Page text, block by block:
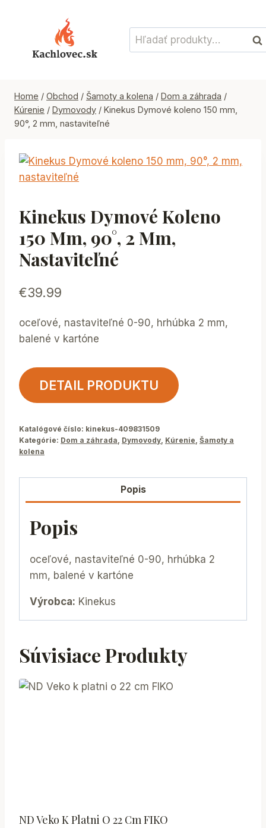
Hľadať:
Home / Obchod / Šamoty a kolena / Dom a záhrada /
Kúrenie / Dymovody / Kinekus Dymové koleno 150 mm,
90°, 2 mm, nastaviteľné
Kinekus Dymové Koleno
150 Mm, 90°, 2 Mm,
Nastaviteľné
€39.99
oceľové, nastaviteľné 0-90, hrhúbka 2 mm,
balené v kartóne
DETAIL PRODUKTU
Katalógové číslo: kinekus-409831509
Kategórie: Dom a záhrada, Dymovody, Kúrenie, Šamoty a
kolena
Popis
Popis
oceľové, nastaviteľné 0-90, hrhúbka 2
mm, balené v kartóne
Výrobca: Kinekus
Súvisiace Produkty
ND Veko K Platni O 22 Cm FIKO